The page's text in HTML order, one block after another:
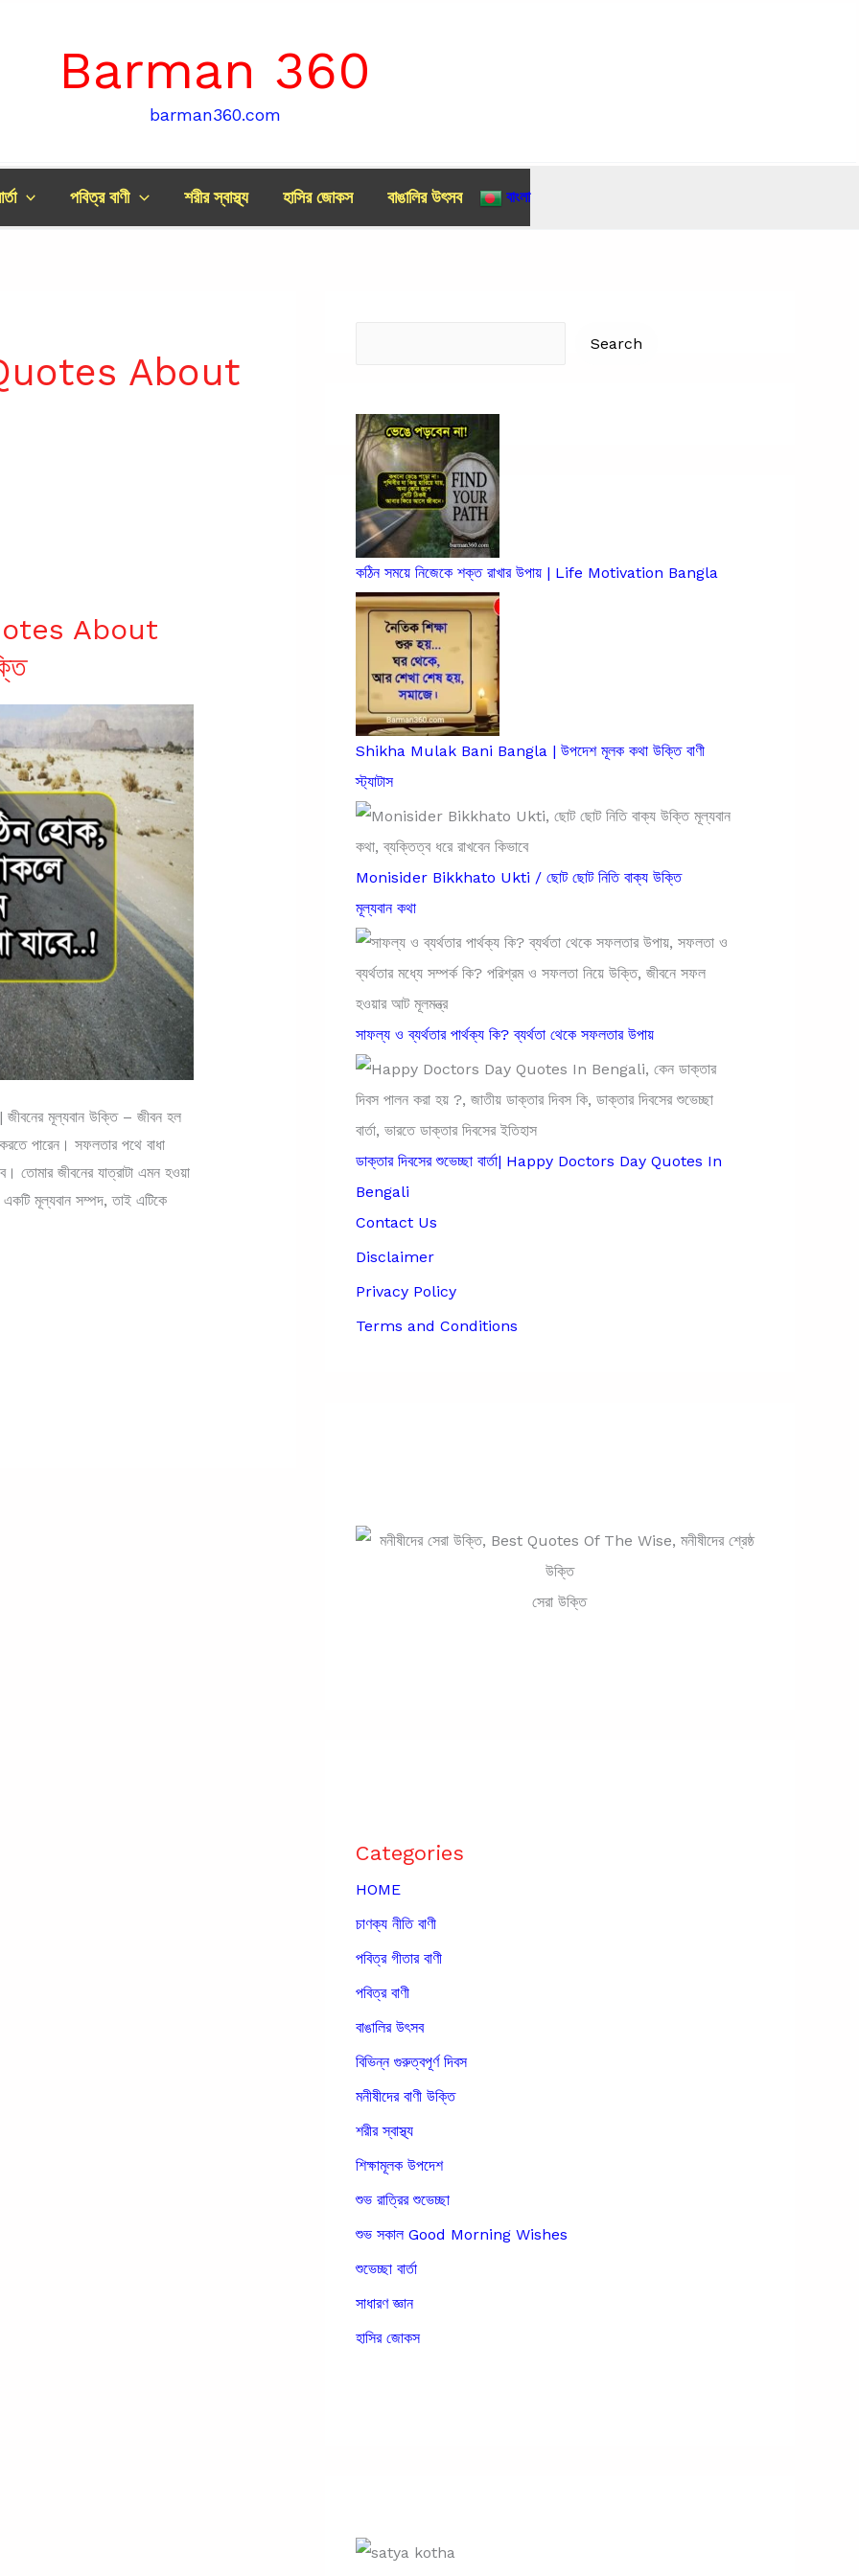
Barman 360
barman360.com
পবিত্র বাণী শরীর স্বাস্থ্য হাসির জোকস বাঙালির উৎসব বাংলা
About
About
মূল্যবান উক্তি – জীবন হল
পারেন। সফলতার পথে বাধা
তোমার জীবনের যাত্রাটা এমন হওয়া
মূল্যবান সম্পদ, তাই এটিকে
Search
কঠিন সময়ে নিজেকে শক্ত রাখার উপায় | Life Motivation Bangla
Shikha Mulak Bani Bangla | উপদেশ মূলক কথা উক্তি বাণী
স্ট্যাটাস
Monisider Bikkhato Ukti / ছোট ছোট নিতি বাক্য উক্তি
মূল্যবান কথা
সাফল্য ও ব্যর্থতার পার্থক্য কি? ব্যর্থতা থেকে সফলতার উপায়
ডাক্তার দিবসের শুভেচ্ছা বার্তা| Happy Doctors Day Quotes In
Bengali
Contact Us
Disclaimer
Privacy Policy
Terms and Conditions
সেরা উক্তি
Categories
HOME
চাণক্য নীতি বাণী
পবিত্র গীতার বাণী
পবিত্র বাণী
বাঙালির উৎসব
বিভিন্ন গুরুত্বপূর্ণ দিবস
মনীষীদের বাণী উক্তি
শরীর স্বাস্থ্য
শিক্ষামূলক উপদেশ
শুভ রাত্রির শুভেচ্ছা
শুভ সকাল Good Morning Wishes
শুভেচ্ছা বার্তা
সাধারণ জ্ঞান
হাসির জোকস